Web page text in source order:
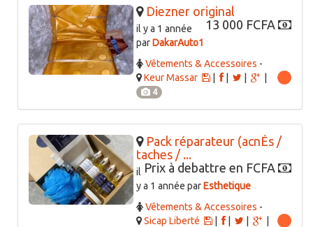
Diezner original
13 000 FCFA
il y a 1 année
parDakarAuto1
Vêtements & Accessoires -
Keur Massar
|
4
Pack réparateur (acnÉs /
taches / ...
Prix à debattre en FCFA
il
y a 1 année parEsthetique
Vêtements & Accessoires -
Sicap Liberté
|